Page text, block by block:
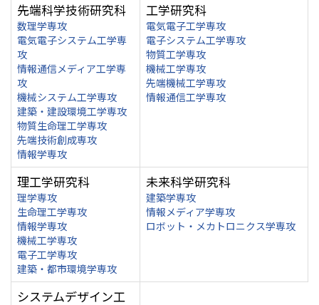
先端科学技術研究科
数理学専攻
電気電子システム工学専
攻
情報通信メディア工学専
攻
機械システム工学専攻
建築・建設環境工学専攻
物質生命理工学専攻
先端技術創成専攻
情報学専攻
工学研究科
電気電子工学専攻
電子システム工学専攻
物質工学専攻
機械工学専攻
先端機械工学専攻
情報通信工学専攻
理工学研究科
理学専攻
生命理工学専攻
情報学専攻
機械工学専攻
電子工学専攻
建築・都市環境学専攻
未来科学研究科
建築学専攻
情報メディア学専攻
ロボット・メカトロニクス学専攻
システムデザイン工